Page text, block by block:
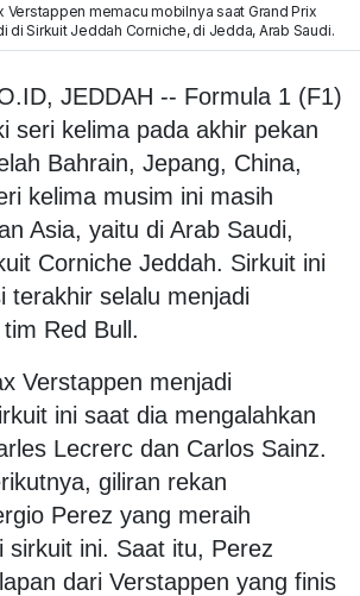
Verstappen memacu mobilnya saat Grand Prix
di Sirkuit Jeddah Corniche, di Jedda, Arab Saudi.
JEDDAH -- Formula 1 (F1)
seri kelima pada akhir pekan
Bahrain, Jepang, China,
kelima musim ini masih
Asia, yaitu di Arab Saudi,
Corniche Jeddah. Sirkuit ini
terakhir selalu menjadi
Red Bull.
Verstappen menjadi
ini saat dia mengalahkan
Lecrerc dan Carlos Sainz.
giliran rekan
Perez yang meraih
sirkuit ini. Saat itu, Perez
dari Verstappen yang finis